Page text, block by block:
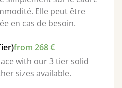
Elle peut être
en cas de besoin.
from 268 €
with our 3 tier solid
sizes available.